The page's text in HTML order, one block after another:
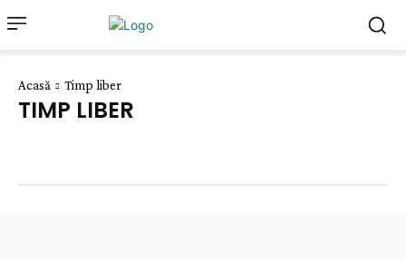
Acasă Timp liber
TIMP LIBER